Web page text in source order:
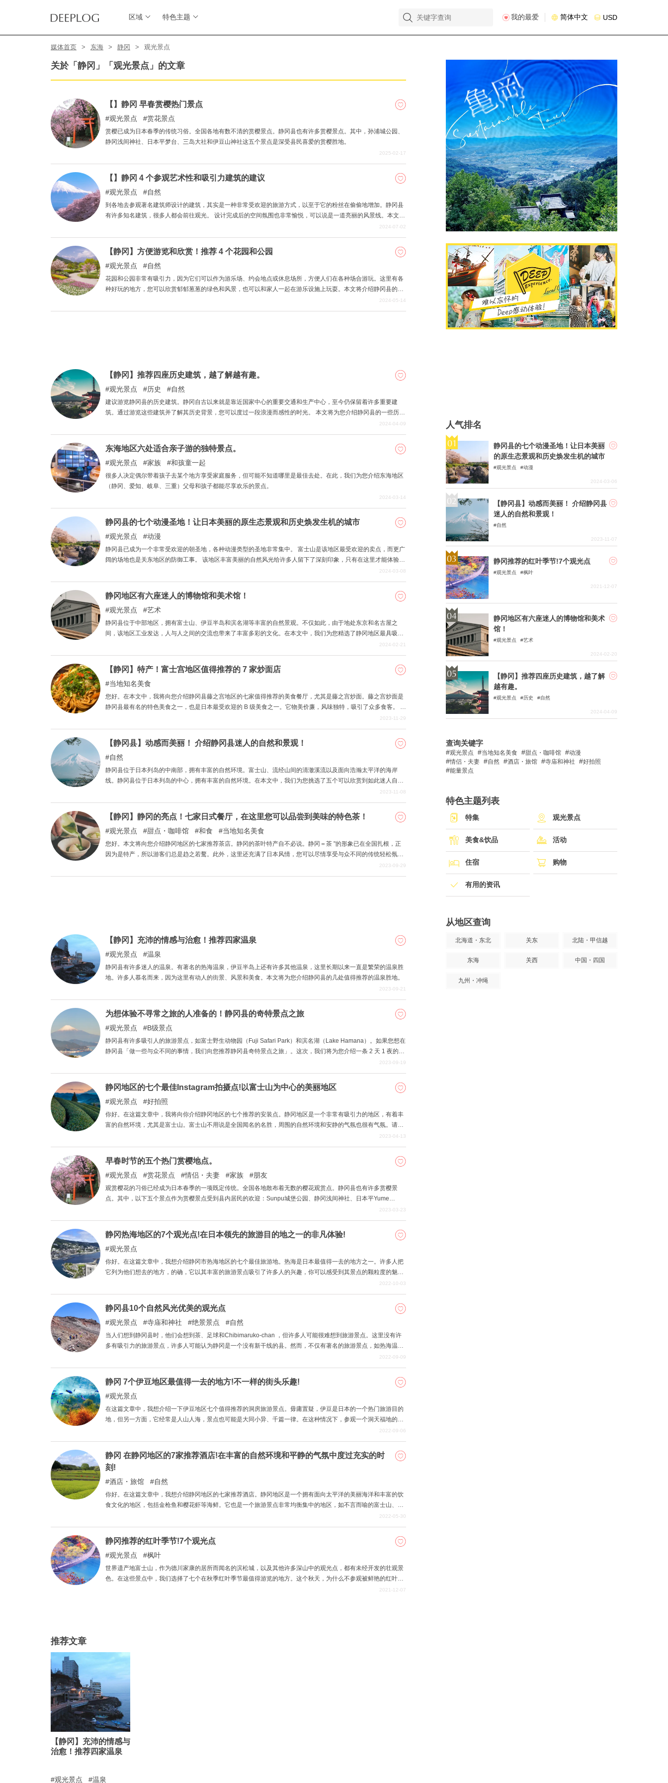
区域 特色主题 我的最爱 简体中文 USD
媒体首页 东海 静冈 观光景点
关於「静冈」「观光景点」的文章
【】静冈 早春赏樱热门景点
观光景点 赏花景点
赏樱已成为日本春季的传统习俗。全国各地有数不清的赏樱景点。静冈县也有许多赏樱景点。其中，孙浦城公园、
静冈浅间神社、日本平梦台、三岛大社和伊豆山神社这五个景点是深受县民喜爱的赏樱胜地。
2025-02-17
【】静冈 4 个参观艺术性和吸引力建筑的建议
观光景点 自然
到各地去参观著名建筑师设计的建筑，其实是一种非常受欢迎的旅游方式，以至于它的粉丝在偷偷地增加。静冈县
有许多知名建筑，很多人都会前往观光。 设计完成后的空间氛围也非常愉悦，可以说是一道亮丽的风景线。本文将
2024-07-02
【静冈】方便游览和欣赏！推荐 4 个花园和公园
观光景点 自然
花园和公园非常有吸引力，因为它们可以作为游乐场、约会地点或休息场所，方便人们在各种场合游玩。这里有各
种好玩的地方，您可以欣赏郁郁葱葱的绿色和风景，也可以和家人一起在游乐设施上玩耍。本文将介绍静冈县的庭
2024-05-14
【静冈】推荐四座历史建筑，越了解越有趣。
观光景点 历史 自然
建议游览静冈县的历史建筑。静冈自古以来就是靠近国家中心的重要交通和生产中心，至今仍保留着许多重要建
筑。通过游览这些建筑并了解其历史背景，您可以度过一段浪漫而感性的时光。 本文将为您介绍静冈县的一些历史
2024-04-09
东海地区六处适合亲子游的独特景点。
观光景点 家族 和孩童一起
很多人决定偶尔带着孩子去某个地方享受家庭服务，但可能不知道哪里是最佳去处。在此，我们为您介绍东海地区
（静冈、爱知、岐阜、三重）父母和孩子都能尽享欢乐的景点。
2024-03-14
静冈县的七个动漫圣地！让日本美丽的原生态景观和历史焕发生机的城市
观光景点 动漫
静冈县已成为一个非常受欢迎的朝圣地，各种动漫类型的圣地非常集中。 富士山是该地区最受欢迎的卖点，而更广
阔的场地也是关东地区的防御工事。 该地区丰富美丽的自然风光给许多人留下了深刻印象，只有在这里才能体验到
2024-03-08
静冈地区有六座迷人的博物馆和美术馆！
观光景点 艺术
静冈县位于中部地区，拥有富士山、伊豆半岛和滨名湖等丰富的自然景观。不仅如此，由于地处东京和名古屋之
间，该地区工业发达，人与人之间的交流也带来了丰富多彩的文化。在本文中，我们为您精选了静冈地区最具吸引
2024-02-21
【静冈】特产！富士宫地区值得推荐的 7 家炒面店
当地知名美食
您好。在本文中，我将向您介绍静冈县藤之宫地区的七家值得推荐的美食餐厅，尤其是藤之宫炒面。藤之宫炒面是
静冈县最有名的特色美食之一，也是日本最受欢迎的 B 级美食之一。它物美价廉，风味独特，吸引了众多食客。 在
2023-11-29
【静冈县】动感而美丽！ 介绍静冈县迷人的自然和景观！
自然
静冈县位于日本列岛的中南部，拥有丰富的自然环境。富士山、流经山间的清澈溪流以及面向浩瀚太平洋的海岸
线。静冈县位于日本列岛的中心，拥有丰富的自然环境。在本文中，我们为您挑选了五个可以欣赏到如此迷人自然
2023-11-08
【静冈】静冈的亮点！七家日式餐厅，在这里您可以品尝到美味的特色茶！
观光景点 甜点・咖啡馆 和食 当地知名美食
您好。本文将向您介绍静冈地区的七家推荐茶店。静冈的茶叶特产自不必说。静冈＝茶 "的形象已在全国扎根，正
因为是特产，所以游客们总是趋之若鹜。此外，这里还充满了日本风情，您可以尽情享受与众不同的传统轻松氛
2023-09-29
【静冈】充沛的情感与治愈！推荐四家温泉
观光景点 温泉
静冈县有许多迷人的温泉。有著名的热海温泉，伊豆半岛上还有许多其他温泉，这里长期以来一直是繁荣的温泉胜
地。许多人慕名而来，因为这里有动人的街景、风景和美食。本文将为您介绍静冈县的几处值得推荐的温泉胜地。
2023-09-21
为想体验不寻常之旅的人准备的！静冈县的奇特景点之旅
观光景点 B级景点
静冈县有许多吸引人的旅游景点，如富士野生动物园（Fuji Safari Park）和滨名湖（Lake Hamana）。如果您想在
静冈县「做一些与众不同的事情，我们向您推荐静冈县奇特景点之旅」。这次，我们将为您介绍一条 2 天 1 夜的示
2023-09-19
静冈地区的七个最佳Instagram拍摄点!以富士山为中心的美丽地区
观光景点 好拍照
你好。在这篇文章中，我将向你介绍静冈地区的七个推荐的安装点。静冈地区是一个非常有吸引力的地区，有着丰
富的自然环境，尤其是富士山。富士山不用说是全国闻名的名胜，周围的自然环境和安静的气氛也很有气氛。请大
2023-04-13
早春时节的五个热门赏樱地点。
观光景点 赏花景点 情侣・夫妻 家族 朋友
观赏樱花的习俗已经成为日本春季的一项既定传统。全国各地散布着无数的樱花观赏点。静冈县也有许多赏樱景
点。其中，以下五个景点作为赏樱景点受到县内居民的欢迎：Sunpu城堡公园、静冈浅间神社、日本平Yume
2023-03-23
静冈热海地区的7个观光点!在日本领先的旅游目的地之一的非凡体验!
观光景点
你好。在这篇文章中，我想介绍静冈市热海地区的七个最佳旅游地。热海是日本最值得一去的地方之一。许多人把
它列为他们想去的地方，的确，它以其丰富的旅游景点吸引了许多人的兴趣，你可以感受到其景点的颗粒度的魅
2022-10-03
静冈县10个自然风光优美的观光点
观光景点 寺庙和神社 绝景景点 自然
当人们想到静冈县时，他们会想到茶、足球和Chibimaruko-chan ，但许多人可能很难想到旅游景点。这里没有许
多有吸引力的旅游景点，许多人可能认为静冈是一个没有新干线的县。然而，不仅有著名的旅游景点，如热海温泉
2022-09-09
静冈 7个伊豆地区最值得一去的地方!不一样的街头乐趣!
观光景点
在这篇文章中，我想介绍一下伊豆地区七个值得推荐的洞房旅游景点。毋庸置疑，伊豆是日本的一个热门旅游目的
地，但另一方面，它经常是人山人海，景点也可能是大同小异、千篇一律。在这种情况下，参观一个洞天福地的观
光点可以让你享受到与其他人群不同的体验。希望你能以这篇文章为参考，在伊豆享受你自己独特而充实的观光。
2022-09-06
静冈 在静冈地区的7家推荐酒店!在丰富的自然环境和平静的气氛中度过充实的时
刻!
酒店・旅馆 自然
你好。在这篇文章中，我想介绍静冈地区的七家推荐酒店。静冈地区是一个拥有面向太平洋的美丽海洋和丰富的饮
食文化的地区，包括金枪鱼和樱花虾等海鲜。它也是一个旅游景点非常均衡集中的地区，如不言而喻的富士山、热
海的壮丽自然风光以及御殿场等其他著名的观光景点，这些都是值得推荐的旅行景点。我个人推荐这个地区，希望
大家先充分享受旅行的乐趣。然后，在该地区的旅游景点玩过之后，在推荐的酒店中度过一个奢华的时刻，留下一
些愉快的回忆。
2022-05-30
静冈推荐的红叶季节!7个观光点
观光景点 枫叶
世界遗产地富士山，作为德川家康的居所而闻名的滨松城，以及其他许多深山中的观光点，都有未经开发的壮观景
色。在这些景点中，我们选择了七个在秋季红叶季节最值得游览的地方。这个秋天，为什么不参观被鲜艳的红叶装
2021-12-07
推荐文章
【静冈】充沛的情感与
治愈！推荐四家温泉
观光景点 温泉
人气排名
静冈县的七个动漫圣地！让日本美丽
的原生态景观和历史焕发生机的城市
观光景点 动漫
2024-03-06
【静冈县】动感而美丽！ 介绍静冈县
迷人的自然和景观！
自然
2023-11-07
静冈推荐的红叶季节!7个观光点
观光景点 枫叶
2021-12-07
静冈地区有六座迷人的博物馆和美术
馆！
观光景点 艺术
2024-02-20
【静冈】推荐四座历史建筑，越了解
越有趣。
观光景点 历史 自然
2024-04-09
查询关键字
观光景点 当地知名美食 甜点・咖啡馆
动漫
情侣・夫妻
自然 酒店・旅馆 寺庙和神社
好拍照
能量景点
特色主题列表
特集 观光景点
美食&饮品 活动
住宿 购物
有用的资讯
从地区查询
北海道・东北 关东 北陆・甲信越
东海 关西 中国・四国
九州・冲绳